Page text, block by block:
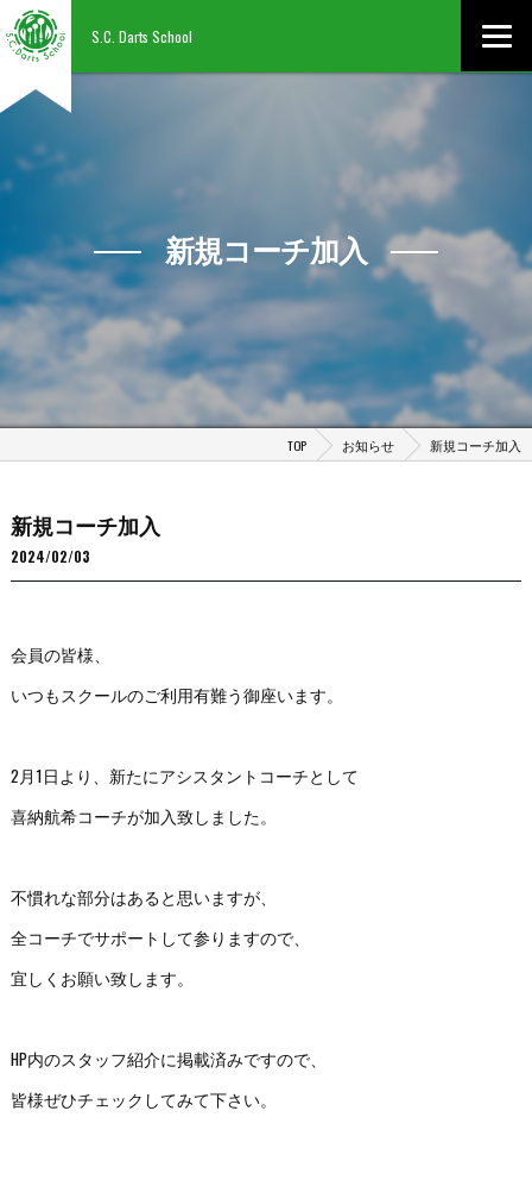
S.C. Darts School
新規コーチ加入
TOP お知らせ 新規コーチ加入
新規コーチ加入
2024/02/03
会員の皆様、
いつもスクールのご利用有難う御座います。
2月1日より、新たにアシスタントコーチとして
喜納航希コーチが加入致しました。
不慣れな部分はあると思いますが、
全コーチでサポートして参りますので、
宜しくお願い致します。
HP内のスタッフ紹介に掲載済みですので、
皆様ぜひチェックしてみて下さい。